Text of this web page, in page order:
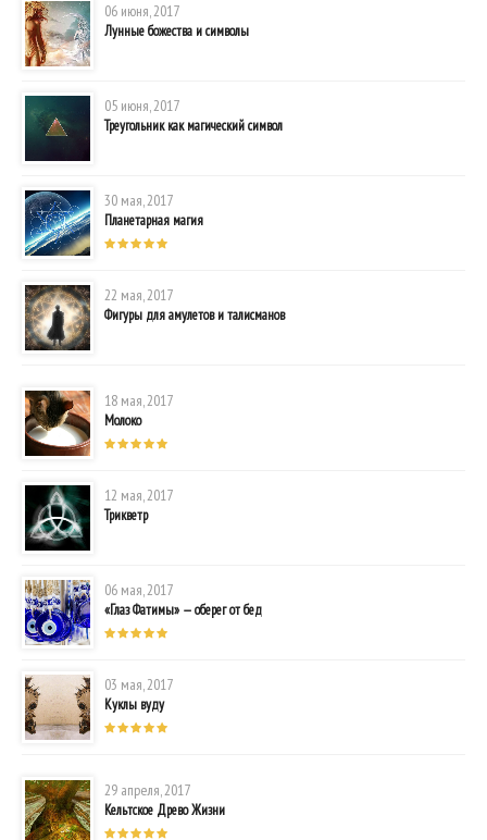
06 июня, 2017
Лунные божества и символы
05 июня, 2017
Треугольник как магический символ
30 мая, 2017
Планетарная магия
22 мая, 2017
Фигуры для амулетов и талисманов
18 мая, 2017
Молоко
12 мая, 2017
Трикветр
06 мая, 2017
«Глаз Фатимы» — оберег от бед
03 мая, 2017
Куклы вуду
29 апреля, 2017
Кельтское Древо Жизни